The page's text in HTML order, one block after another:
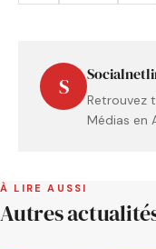
S
Retrouvez
Médias en
À LIRE AUSSI
Autres